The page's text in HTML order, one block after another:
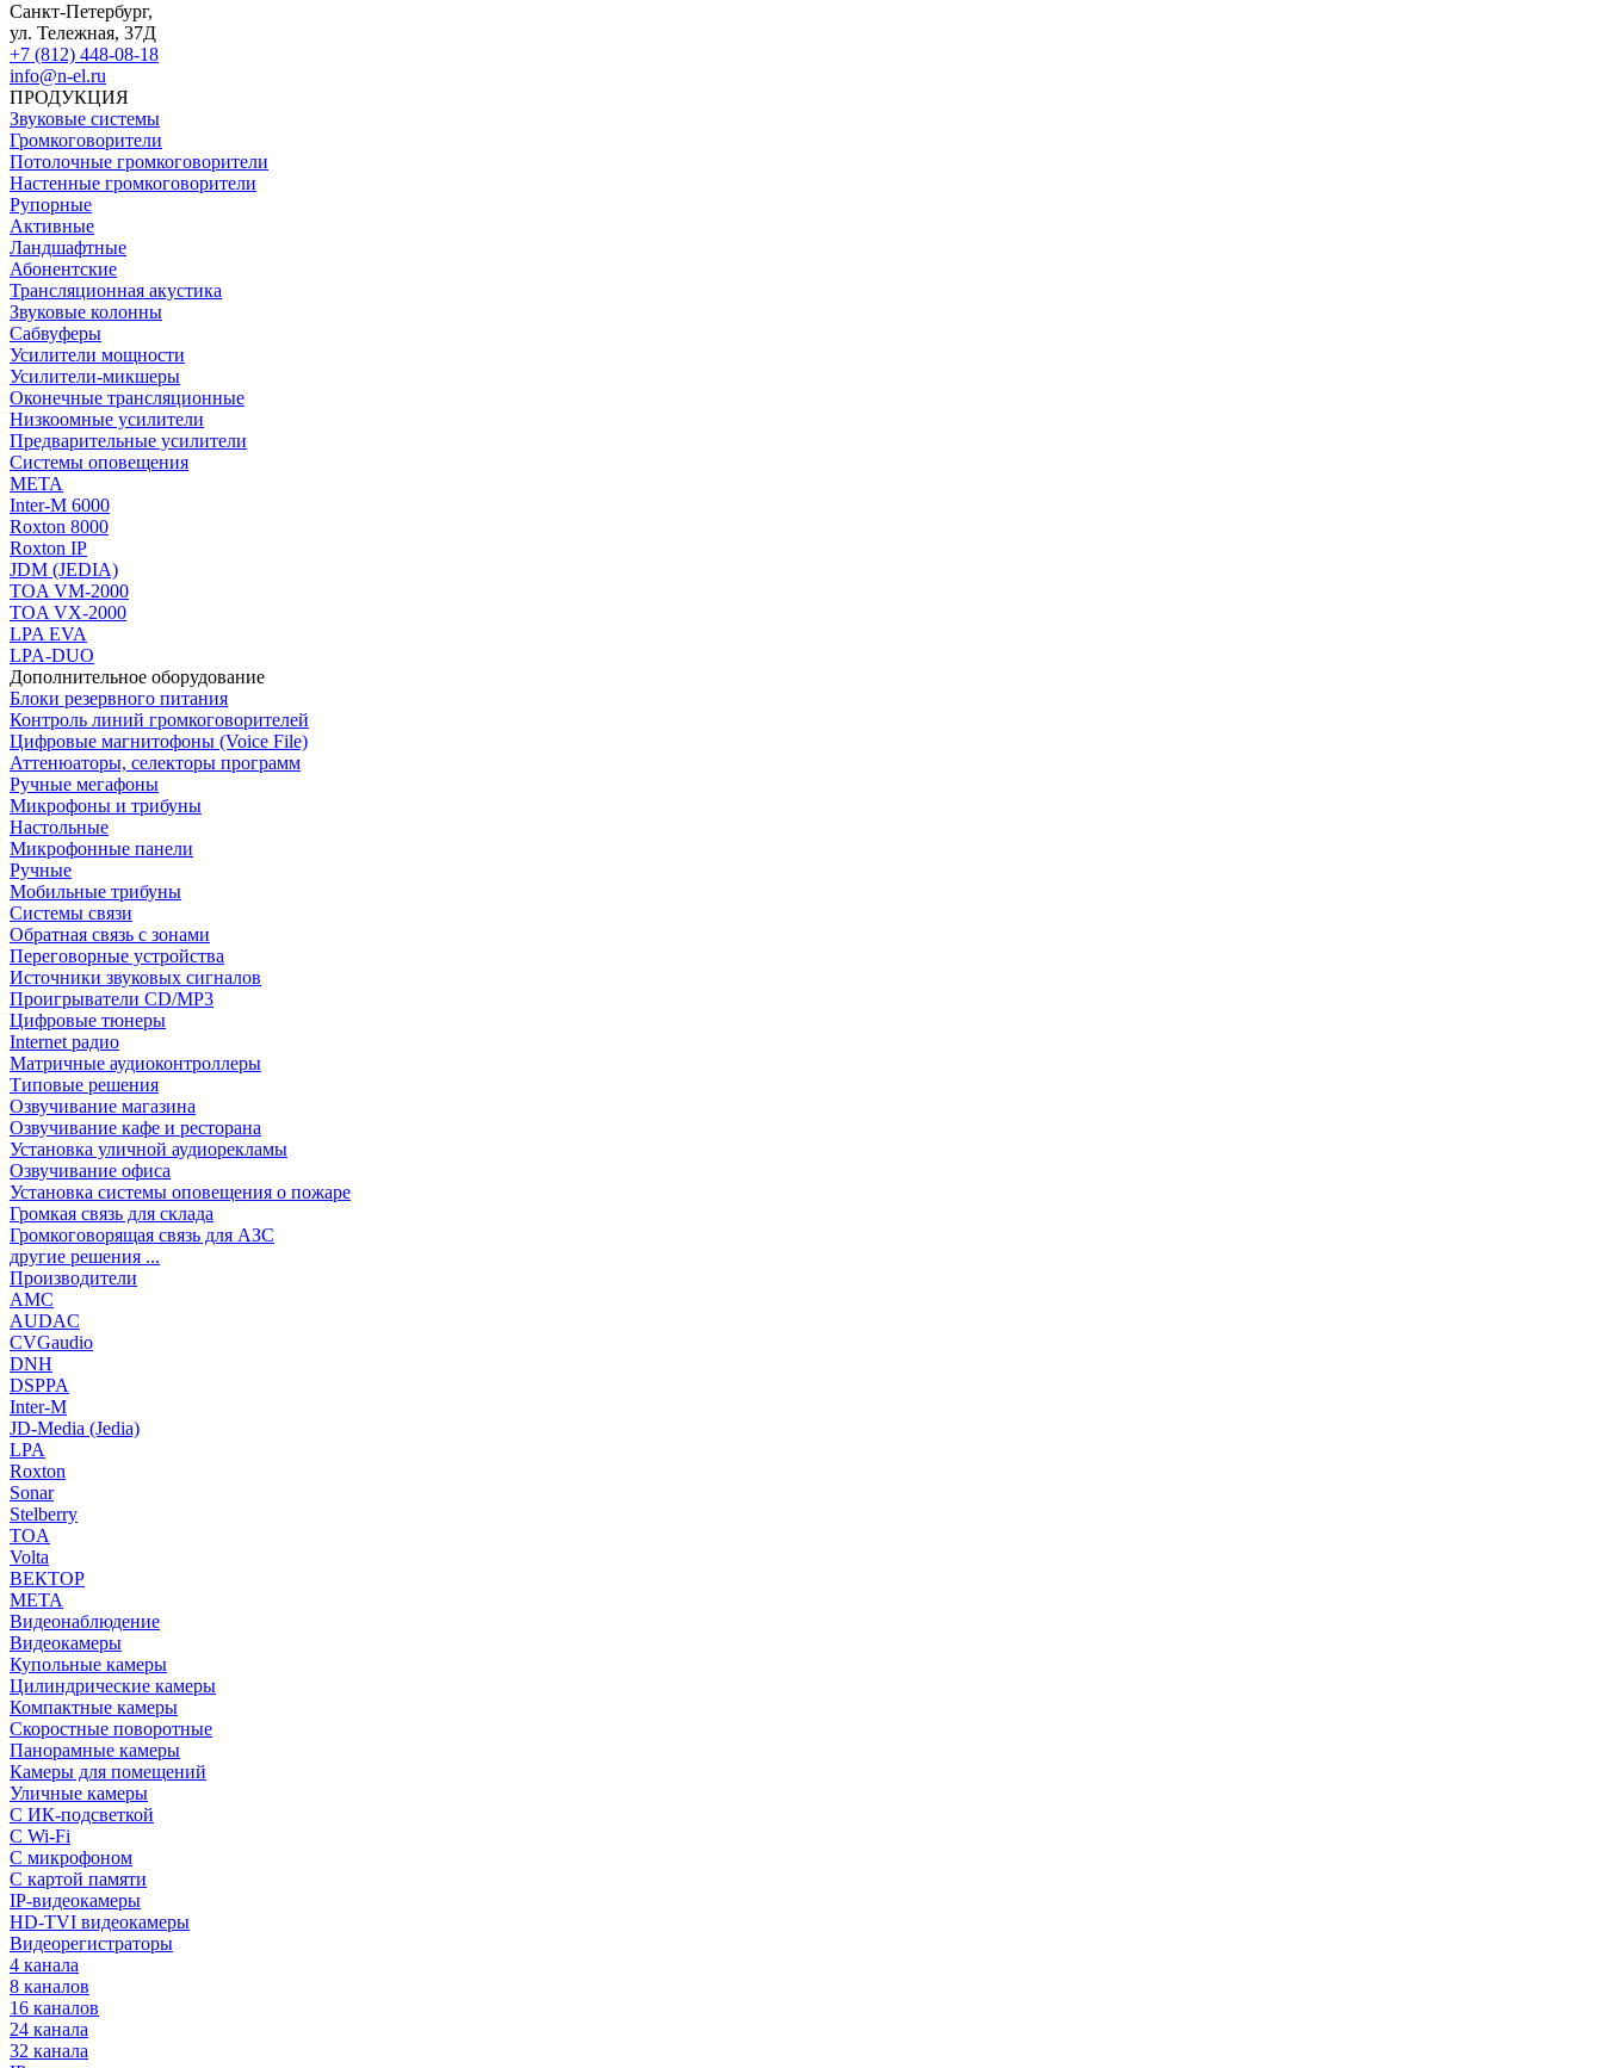
Санкт-Петербург,
ул. Тележная, 37Д
+7 (812) 448-08-18
info@n-el.ru
ПРОДУКЦИЯ
Звуковые системы
Громкоговорители
Потолочные громкоговорители
Настенные громкоговорители
Рупорные
Активные
Ландшафтные
Абонентские
Трансляционная акустика
Звуковые колонны
Сабвуферы
Усилители мощности
Усилители-микшеры
Оконечные трансляционные
Низкоомные усилители
Предварительные усилители
Системы оповещения
МЕТА
Inter-M 6000
Roxton 8000
Roxton IP
JDM (JEDIA)
TOA VM-2000
TOA VX-2000
LPA EVA
LPA-DUO
Дополнительное оборудование
Блоки резервного питания
Контроль линий громкоговорителей
Цифровые магнитофоны (Voice File)
Аттенюаторы, селекторы программ
Ручные мегафоны
Микрофоны и трибуны
Настольные
Микрофонные панели
Ручные
Мобильные трибуны
Системы связи
Обратная связь с зонами
Переговорные устройства
Источники звуковых сигналов
Проигрыватели CD/MP3
Цифровые тюнеры
Internet радио
Матричные аудиоконтроллеры
Типовые решения
Озвучивание магазина
Озвучивание кафе и ресторана
Установка уличной аудиорекламы
Озвучивание офиса
Установка системы оповещения о пожаре
Громкая связь для склада
Громкоговорящая связь для АЗС
другие решения ...
Производители
AMC
AUDAC
CVGaudio
DNH
DSPPA
Inter-M
JD-Media (Jedia)
LPA
Roxton
Sonar
Stelberry
TOA
Volta
ВЕКТОР
МЕТА
Видеонаблюдение
Видеокамеры
Купольные камеры
Цилиндрические камеры
Компактные камеры
Скоростные поворотные
Панорамные камеры
Камеры для помещений
Уличные камеры
С ИК-подсветкой
С Wi-Fi
С микрофоном
С картой памяти
IP-видеокамеры
HD-TVI видеокамеры
Видеорегистраторы
4 канала
8 каналов
16 каналов
24 канала
32 канала